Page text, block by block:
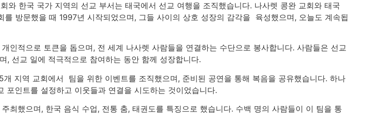
한국 국가 지역의 선교 부서는 태국에서 선교 여행을 조직했습니다. 나사렛 콩완 교회와 태국
방문했을 때 1997년 시작되었으며, 그들 사이의 상호 성장의 감각을 육성했으며, 오늘도 계속됩
인적으로 토큰을 돕으며, 전 세계 나사렛 사람들을 연결하는 수단으로 봉사합니다. 사람들은 선교
, 선교 일에 적극적으로 참여하는 동안 함께 성장합니다.
지역 교회에서 팀을 위한 이벤트를 조직했으며, 준비된 공연을 통해 복음을 공유했습니다. 하나
포인트를 설정하고 이웃들과 연결을 시도하는 것이었습니다.
최했으며, 한국 음식 수업, 전통 춤, 태권도를 특징으로 했습니다. 수백 명의 사람들이 이 팀을 통